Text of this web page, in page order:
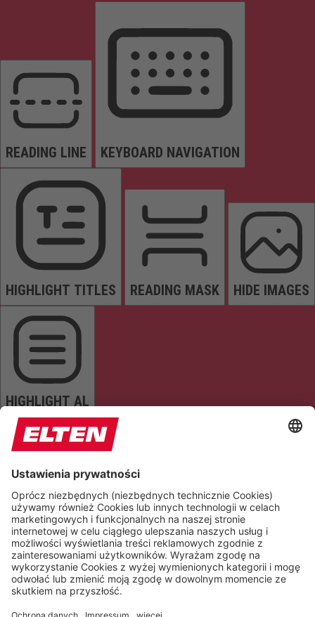
READING LINE KEYBOARD NAVIGATION
HIGHLIGHT TITLES READING MASK HIDE IMAGES
HIGHLIGHT AL
READ PAGE MUTE SOUNDS STOP ANIMATIONS
Reset Settings